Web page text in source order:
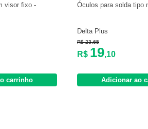
visor fixo -
carrinho
Óculos para solda tipo
Delta Plus
R$ 23,65
R$ 19,10
Adicionar ao